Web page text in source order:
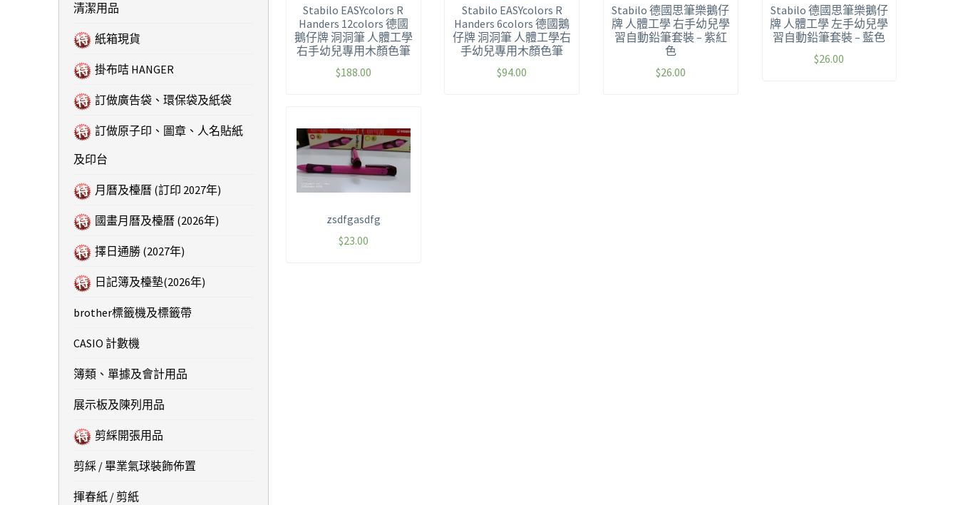
Stabilo EASYcolors R
Handers 12colors 德國
鵝仔牌 洞洞筆 人體工學
右手幼兒專用木顏色筆
$188.00
Stabilo EASYcolors R
Handers 6colors 德國鵝
仔牌 洞洞筆 人體工學右
手幼兒專用木顏色筆
$94.00
Stabilo 德國思筆樂鵝仔
牌 人體工學 右手幼兒學
習自動鉛筆套裝 – 紫紅
色
$26.00
Stabilo 德國思筆樂鵝仔
牌 人體工學 左手幼兒學
習自動鉛筆套裝 – 藍色
$26.00
zsdfgasdfg
$23.00
清潔用品
紙箱現貨
掛布咭 HANGER
訂做廣告袋、環保袋及紙袋
訂做原子印、圖章、人名貼紙
及印台
月曆及檯曆 (訂印 2027年)
國畫月曆及檯曆 (2026年)
擇日通勝 (2027年)
日記簿及檯墊(2026年)
brother標籤機及標籤帶
CASIO 計數機
簿類、單據及會計用品
展示板及陳列用品
剪綵開張用品
剪綵 / 畢業氣球裝飾佈置
揮春紙 / 剪紙